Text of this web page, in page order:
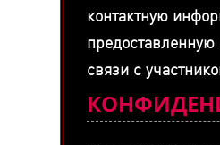
контактную
связи с